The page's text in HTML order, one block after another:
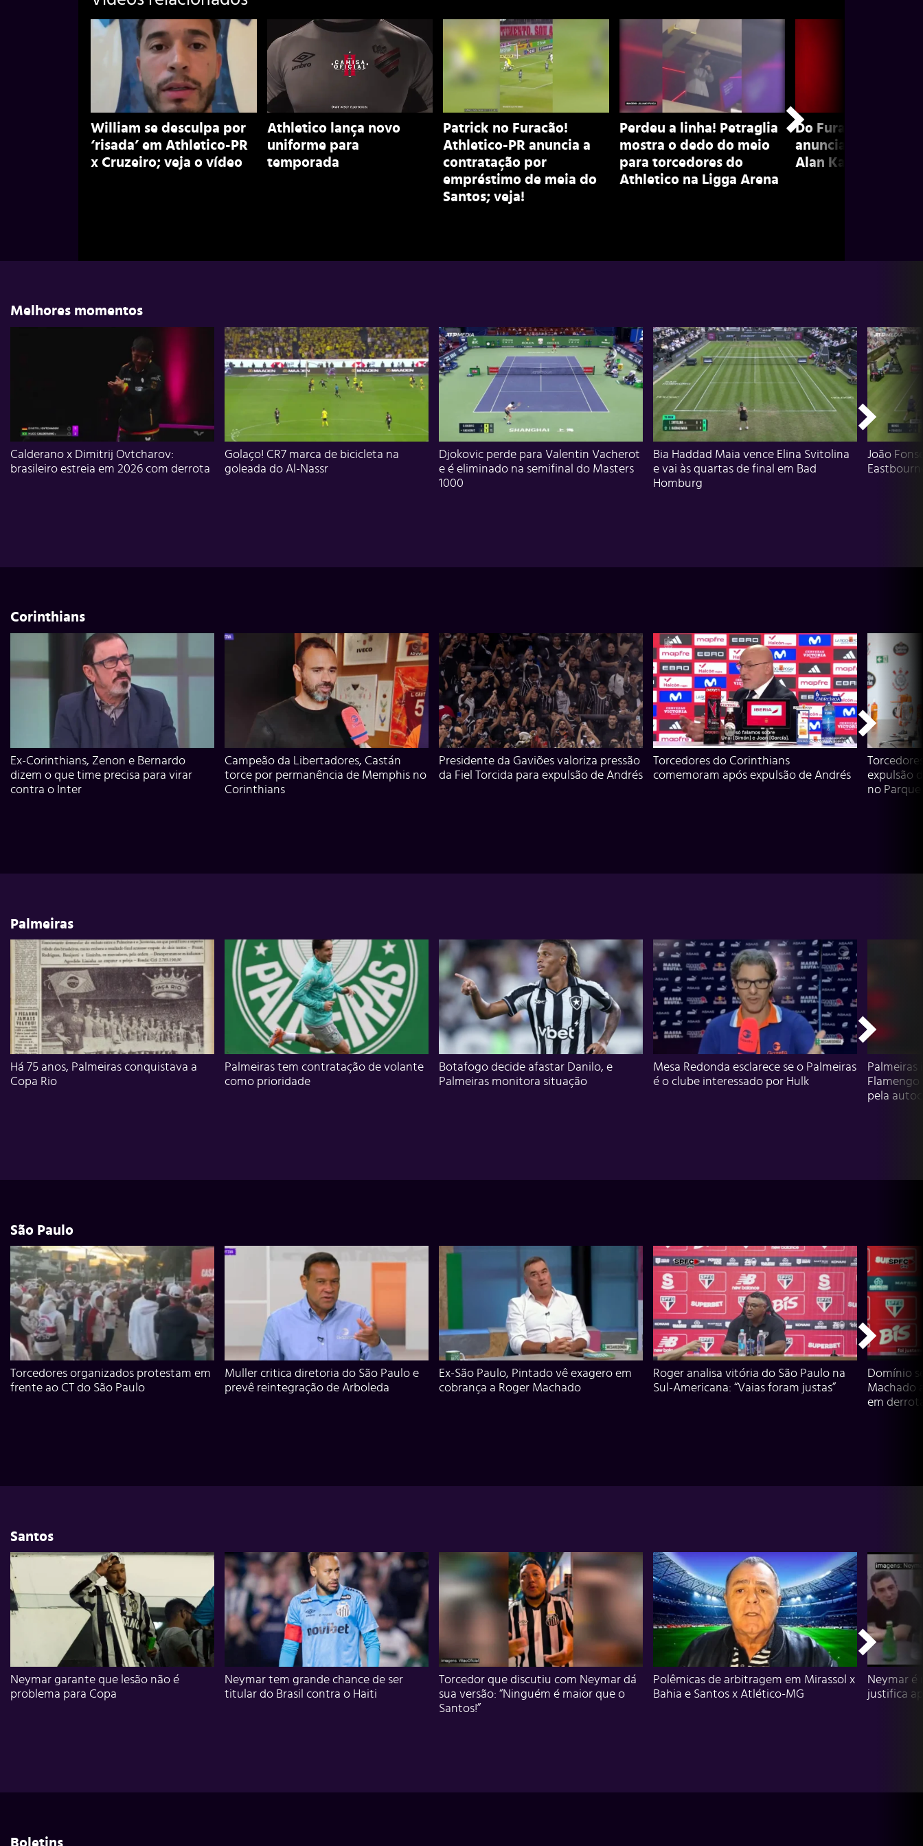
William se desculpa por
‘risada’ em Athletico-PR
x Cruzeiro; veja o vídeo
Athletico lança novo
uniforme para
temporada
Patrick no Furacão!
Athletico-PR anuncia a
contratação por
empréstimo de meia do
Santos; veja!
Perdeu a linha! Petraglia
mostra o dedo do meio
para torcedores do
Athletico na Ligga Arena
Do Furacão!
anuncia
Alan Kardec; veja!
Melhores momentos
Calderano x Dimitrij Ovtcharov:
brasileiro estreia em 2026 com derrota
Golaço! CR7 marca de bicicleta na
goleada do Al-Nassr
Djokovic perde para Valentin Vacherot
e é eliminado na semifinal do Masters
1000
Bia Haddad Maia vence Elina Svitolina
e vai às quartas de final em Bad
Homburg
João
Corinthians
Ex-Corinthians, Zenon e Bernardo
dizem o que time precisa para virar
contra o Inter
Campeão da Libertadores, Castán
torce por permanência de Memphis no
Corinthians
Presidente da Gaviões valoriza pressão
da Fiel Torcida para expulsão de Andrés
Torcedores do Corinthians
comemoram após expulsão de Andrés
expulsão
no Parque
Palmeiras
Há 75 anos, Palmeiras conquistava a
Copa Rio
Palmeiras tem contratação de volante
como prioridade
Botafogo decide afastar Danilo, e
Palmeiras monitora situação
Mesa Redonda esclarece se o Palmeiras
é o clube interessado por Hulk
Flamengo
pela
São Paulo
Torcedores organizados protestam em
frente ao CT do São Paulo
Muller critica diretoria do São Paulo e
prevê reintegração de Arboleda
Ex-São Paulo, Pintado vê exagero em
cobrança a Roger Machado
Roger analisa vitória do São Paulo na
Sul-Americana: “Vaias foram justas”
Domínio
Machado
em
Santos
Neymar garante que lesão não é
problema para Copa
Neymar tem grande chance de ser
titular do Brasil contra o Haiti
Torcedor que discutiu com Neymar dá
sua versão: “Ninguém é maior que o
Santos!”
Polêmicas de arbitragem em Mirassol x
Bahia e Santos x Atlético-MG
Neymar é
justifica
Boletins